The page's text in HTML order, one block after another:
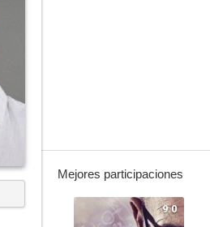
Mejores participaciones
9.0